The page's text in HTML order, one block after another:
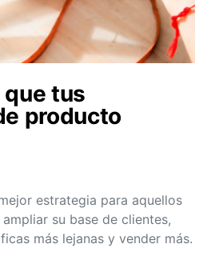
que tus
producto
estrategia para aquellos
su base de clientes,
más lejanas y vender más.